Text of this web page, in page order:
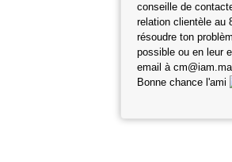
conseille de
relation clientèle au
résoudre ton
possible ou en leur
email à
Bonne chance l'ami